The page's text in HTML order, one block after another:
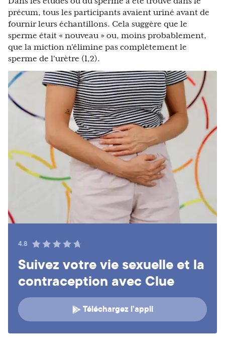
précum, tous les participants avaient uriné avant de
fournir leurs échantillons. Cela suggère que le
sperme était « nouveau » ou, moins probablement,
que la miction n'élimine pas complètement le
sperme de l'urètre (1,2).
4.8
Suivez votre vie sexuelle et la
contraception avec Clue
Téléchargez l’appli